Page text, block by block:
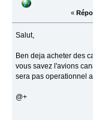
«
Salut,
Ben deja acheter des
vous savez l'avions
sera pas operationnel
@+